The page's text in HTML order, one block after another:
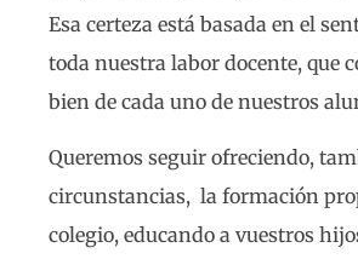
Esa certeza está basada en el
toda nuestra labor docente, que
bien de cada uno de nuestros
Queremos seguir ofreciendo,
circunstancias, la formación
colegio, educando a vuestros